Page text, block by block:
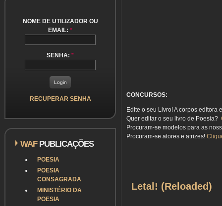
NOME DE UTILIZADOR OU
EMAIL: *
SENHA: *
RECUPERAR SENHA
WAFPUBLICAÇÕES
POESIA
POESIA
CONSAGRADA
MINISTÉRIO DA
POESIA
CONCURSOS:
Edite o seu Livro! A corpos
Quer editar o seu livro de Poesia?
Procuram-se modelos para as
Procuram-se atores e atrizes!
Letal! (Reloaded)